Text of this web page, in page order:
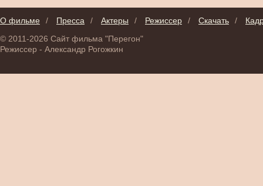
О фильме / Пресса / Актеры / Режиссер / Скачать /
© 2011-2026 Сайт фильма "Перегон"
Режиссер - Александр Рогожкин